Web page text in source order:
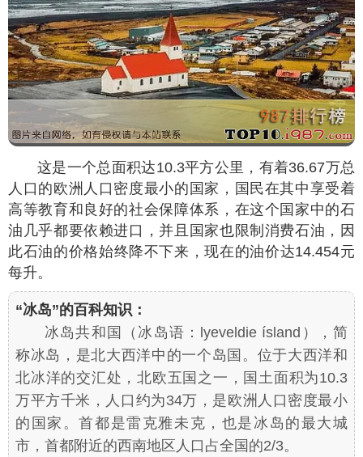
这是一个总面积达10.3平方公里，有着36.67万总
人口的欧洲人口密度最小的国家，国民在其中享受着
高等教育和良好的社会保障体系，在这个国家中的石
油几乎都要依赖进口，并且国家也限制消费石油，因
此石油的价格始终降不下来，现在的油价达14.454元
每升。
“冰岛”的百科知识：
冰岛共和国（冰岛语：lyeveldie ísland），简
称冰岛，是北大西洋中的一个岛国。位于大西洋和
北冰洋的交汇处，北欧五国之一，国土面积为10.3
万平方千米，人口约为34万，是欧洲人口密度最小
的国家。首都是雷克雅未克，也是冰岛的最大城
市，首都附近的西南地区人口占全国的2/3。